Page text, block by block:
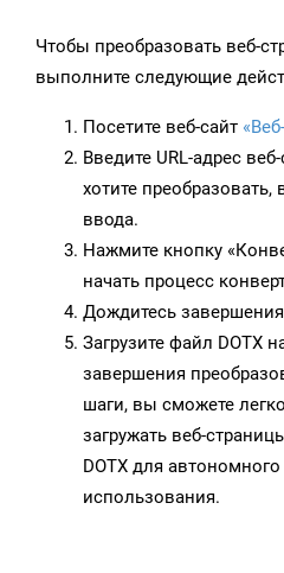
Чтобы преобразовать веб-
выполните следующие
Посетите веб-сайт
Введите URL-адрес
хотите
ввода.
Нажмите кнопку
начать процесс
Дождитесь
Загрузите файл DOTX
завершения
шаги, вы сможете
загружать веб-
DOTX для
использования.